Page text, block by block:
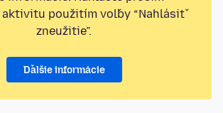
použitím voľby “Nahlásiť
zneužitie”.
Ďalšie informácie